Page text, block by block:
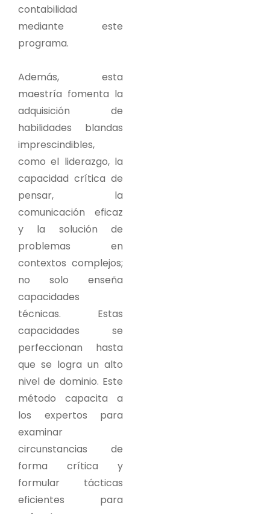
contabilidad
mediante este
programa.
Además, esta
maestría fomenta la
adquisición de
habilidades blandas
imprescindibles,
como el liderazgo, la
capacidad crítica de
pensar, la
comunicación eficaz
y la solución de
problemas en
contextos complejos;
no solo enseña
capacidades
técnicas. Estas
capacidades se
perfeccionan hasta
que se logra un alto
nivel de dominio. Este
método capacita a
los expertos para
examinar
circunstancias de
forma crítica y
formular tácticas
eficientes para